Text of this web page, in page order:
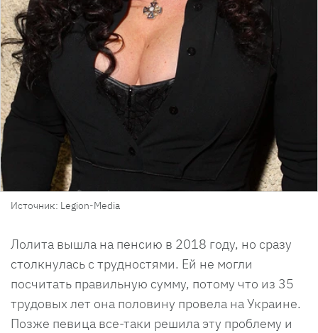
Источник: Legion-Media
Лолита вышла на пенсию в 2018 году, но сразу
столкнулась с трудностями. Ей не могли
посчитать правильную сумму, потому что из 35
трудовых лет она половину провела на Украине.
Позже певица все-таки решила эту проблему и